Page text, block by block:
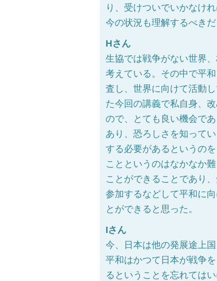
り、受けついでいかなけ
今の状況も理解するべき
Hさん
生協では戦争がない世界
考えている。その中で平
査し、世界に向けて活動
た今回の講義で私自身、
ので、とても良い機会で
あり、恐ろしさを知って
する必要があるというの
ことというのはなかなか
ことができることであり
参加するなどして平和に
とができると思った。
Iさん
今、日本は他の発展途上
平和はかつて日本が戦争
るということを忘れては